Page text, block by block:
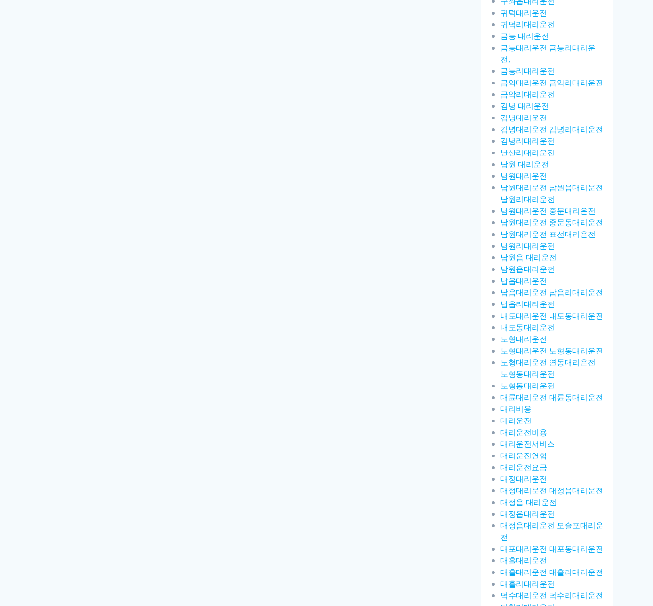
귀덕대리운전
귀덕리대리운전
금능 대리운전
금능대리운전 금능리대리운
전,
금능리대리운전
금악대리운전 금악리대리운전
금악리대리운전
김녕 대리운전
김녕대리운전
김녕대리운전 김녕리대리운전
김녕리대리운전
난산리대리운전
남원 대리운전
남원대리운전
남원대리운전 남원읍대리운전
남원리대리운전
남원대리운전 중문대리운전
남원대리운전 중문동대리운전
남원대리운전 표선대리운전
남원리대리운전
남원읍 대리운전
남원읍대리운전
납읍대리운전
납읍대리운전 납읍리대리운전
납읍리대리운전
내도대리운전 내도동대리운전
내도동대리운전
노형대리운전
노형대리운전 노형동대리운전
노형대리운전 연동대리운전
노형동대리운전
노형동대리운전
대륜대리운전 대륜동대리운전
대리비용
대리운전
대리운전비용
대리운전서비스
대리운전연합
대리운전요금
대정대리운전
대정대리운전 대정읍대리운전
대정읍 대리운전
대정읍대리운전
대정읍대리운전 모슬포대리운
전
대포대리운전 대포동대리운전
대흘대리운전
대흘대리운전 대흘리대리운전
대흘리대리운전
덕수대리운전 덕수리대리운전